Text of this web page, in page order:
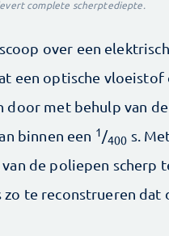
complete scherptediepte.
over een elektrisch
een optische vloeistof
door met behulp van de
binnen een 1/400 s.
de poliepen scherp
te reconstrueren dat